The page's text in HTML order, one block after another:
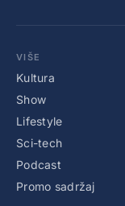
VIŠE
Kultura
Show
Lifestyle
Sci-tech
Podcast
Promo sadržaj